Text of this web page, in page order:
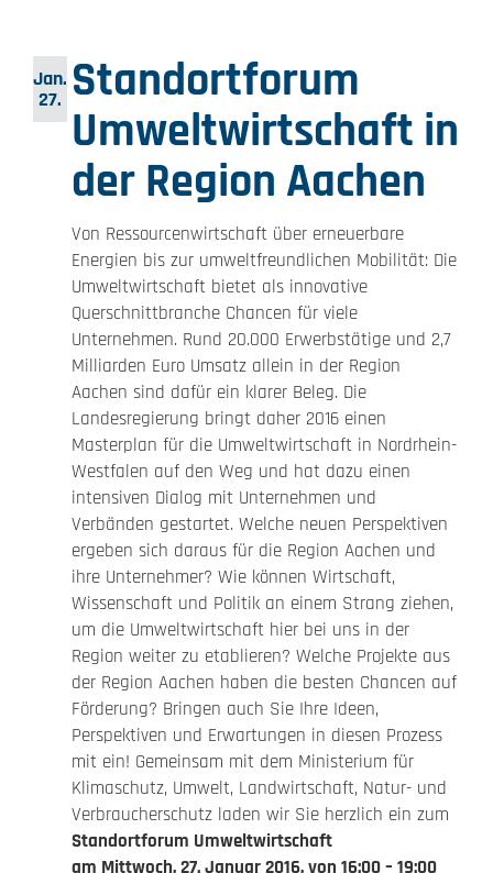
Jan.
27. Standortforum
Umweltwirtschaft in
der Region Aachen
Von Ressourcenwirtschaft über erneuerbare
Energien bis zur umweltfreundlichen Mobilität: Die
Umweltwirtschaft bietet als innovative
Querschnittbranche Chancen für viele
Unternehmen. Rund 20.000 Erwerbstätige und 2,7
Milliarden Euro Umsatz allein in der Region
Aachen sind dafür ein klarer Beleg. Die
Landesregierung bringt daher 2016 einen
Masterplan für die Umweltwirtschaft in Nordrhein-
Westfalen auf den Weg und hat dazu einen
intensiven Dialog mit Unternehmen und
Verbänden gestartet. Welche neuen Perspektiven
ergeben sich daraus für die Region Aachen und
ihre Unternehmer? Wie können Wirtschaft,
Wissenschaft und Politik an einem Strang ziehen,
um die Umweltwirtschaft hier bei uns in der
Region weiter zu etablieren? Welche Projekte aus
der Region Aachen haben die besten Chancen auf
Förderung? Bringen auch Sie Ihre Ideen,
Perspektiven und Erwartungen in diesen Prozess
mit ein! Gemeinsam mit dem Ministerium für
Klimaschutz, Umwelt, Landwirtschaft, Natur- und
Verbraucherschutz laden wir Sie herzlich ein zum
Standortforum Umweltwirtschaft
am Mittwoch, 27. Januar 2016, von 16:00 – 19:00